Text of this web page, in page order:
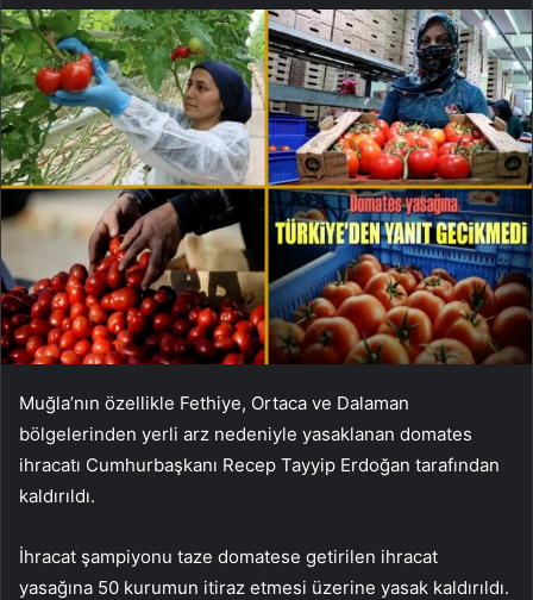
Muğla’nın özellikle Fethiye, Ortaca ve Dalaman
bölgelerinden yerli arz nedeniyle yasaklanan domates
ihracatı Cumhurbaşkanı Recep Tayyip Erdoğan tarafından
kaldırıldı.
İhracat şampiyonu taze domatese getirilen ihracat
yasağına 50 kurumun itiraz etmesi üzerine yasak kaldırıldı.